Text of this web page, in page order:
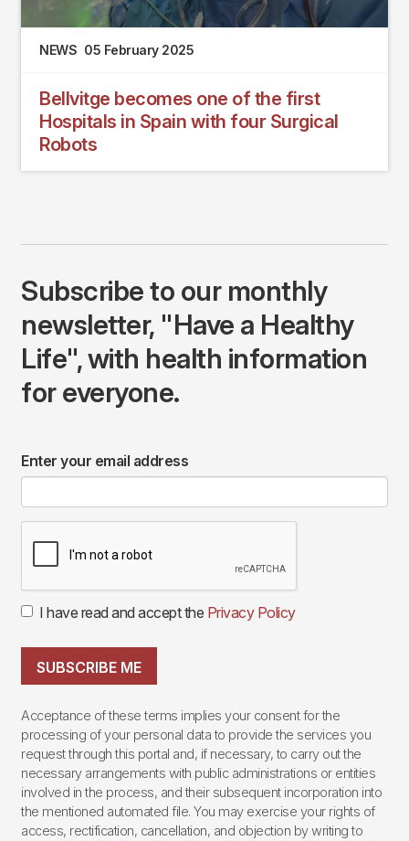
NEWS 05 February 2025
Bellvitge becomes one of the first
Hospitals in Spain with four Surgical
Robots
Subscribe to our monthly
newsletter, "Have a Healthy
Life", with health information
for everyone.
Enter your email address
I have read and accept the Privacy Policy
SUBSCRIBE ME
Acceptance of these terms implies your consent for the
processing of your personal data to provide the services you
request through this portal and, if necessary, to carry out the
necessary arrangements with public administrations or entities
involved in the process, and their subsequent incorporation into
the mentioned automated file. You may exercise your rights of
access, rectification, cancellation, and objection by writing to